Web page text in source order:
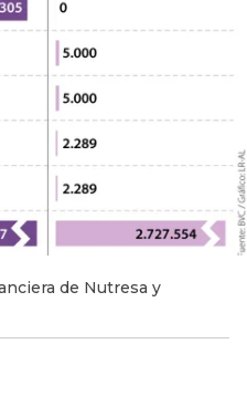
de Nutresa y